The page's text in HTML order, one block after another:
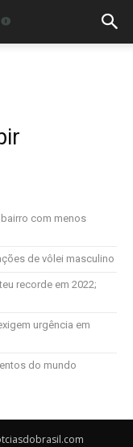
com menos
de vôlei masculino
recorde em 2022;
urgência em
do mundo